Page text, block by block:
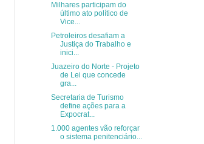
Milhares participam do
último ato político de
Vice...
Petroleiros desafiam a
Justiça do Trabalho e
inici...
Juazeiro do Norte - Projeto
de Lei que concede
gra...
Secretaria de Turismo
define ações para a
Expocrat...
1.000 agentes vão reforçar
o sistema penitenciário...